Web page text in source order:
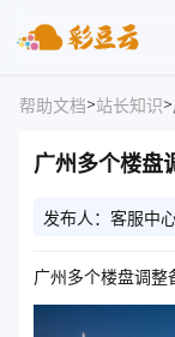
帮助文档>站长知识>
广州多个楼盘
发布人：客服中
广州多个楼盘调整